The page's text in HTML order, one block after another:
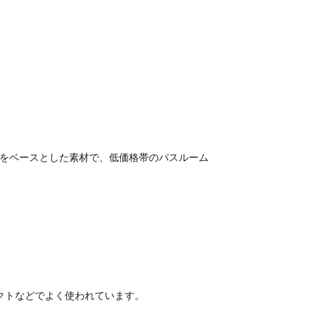
ベースとした素材で、低価格帯のバスルーム
などでよく使われています。